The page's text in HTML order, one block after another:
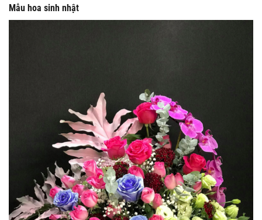
Mẫu hoa sinh nhật